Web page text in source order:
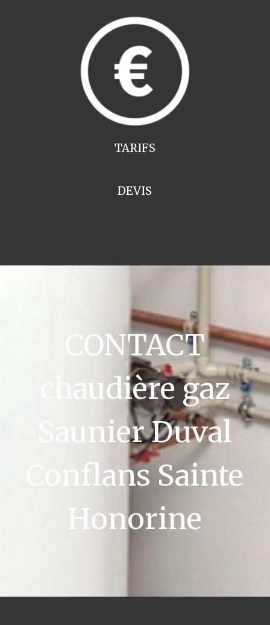
TARIFS
DEVIS
CONTACT
chaudière gaz
Saunier Duval
Conflans Sainte
Honorine